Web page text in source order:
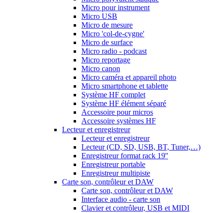
Micro pour instrument
Micro USB
Micro de mesure
Micro 'col-de-cygne'
Micro de surface
Micro radio - podcast
Micro reportage
Micro canon
Micro caméra et appareil photo
Micro smartphone et tablette
Système HF complet
Système HF élément séparé
Accessoire pour micros
Accessoire systèmes HF
Lecteur et enregistreur
Lecteur et enregistreur
Lecteur (CD, SD, USB, BT, Tuner,…)
Enregistreur format rack 19''
Enregistreur portable
Enregistreur multipiste
Carte son, contrôleur et DAW
Carte son, contrôleur et DAW
Interface audio - carte son
Clavier et contrôleur, USB et MIDI